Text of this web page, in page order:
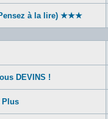
à la lire) ★★★
DEVINS !
Plus